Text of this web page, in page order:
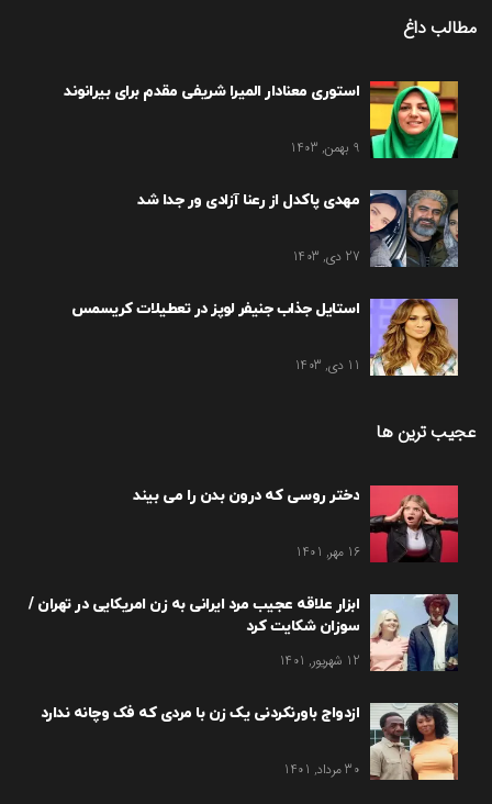
مطالب داغ
استوری معنادار المیرا شریفی مقدم برای بیرانوند
9 بهمن, 1403
مهدی پاکدل از رعنا آزادی ور جدا شد
27 دی, 1403
استایل جذاب جنیفر لوپز در تعطیلات کریسمس
11 دی, 1403
عجیب ترین ها
دختر روسی که درون بدن را می بیند
16 مهر, 1401
ابزار علاقه عجیب مرد ایرانی به زن امریکایی در تهران /
سوزان شکایت کرد
12 شهریور, 1401
ازدواج باورنکردنی یک زن با مردی که فک وچانه ندارد
30 مرداد, 1401